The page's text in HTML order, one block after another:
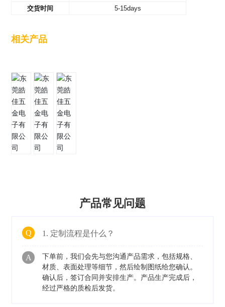
交货时间
5-15days
相关产品
产品常见问题
Q 1. 定制流程是什么？
A
下单前，我们会先与您沟通产品需求，包括规格、
材质、表面处理等细节，然后绘制图纸给您确认。
确认后，签订合同并安排生产。产品生产完成后，
经过严格的质检后发货。